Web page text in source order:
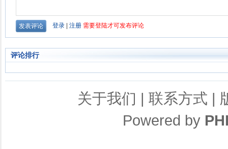
评论排行
关于我们 | 联系方式 |
Powered by